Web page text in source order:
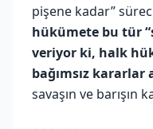
pişene kadar”
hükümete bu tür
veriyor ki, halk
bağımsız kararlar
savaşın ve barışın